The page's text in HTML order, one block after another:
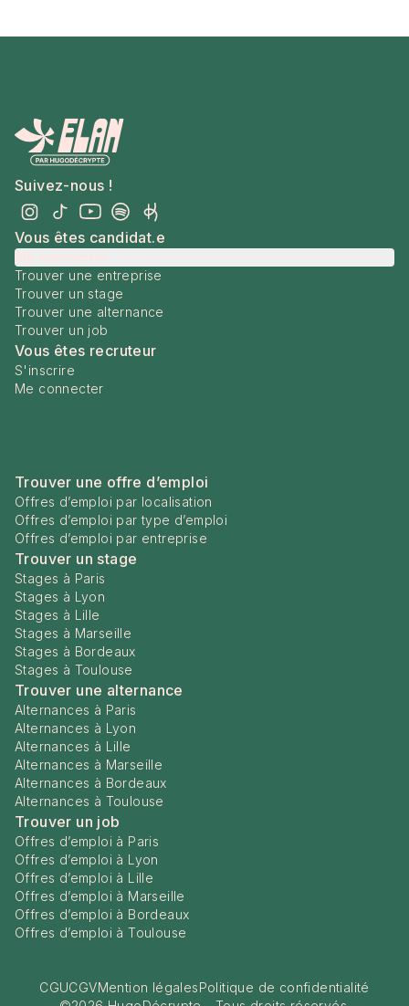
Suivez-nous !
Vous êtes candidat.e
Trouver une entreprise
Trouver un stage
Trouver une alternance
Trouver un job
Vous êtes recruteur
S'inscrire
Me connecter
Trouver une offre d’emploi
Offres d’emploi par localisation
Offres d’emploi par type d’emploi
Offres d’emploi par entreprise
Trouver un stage
Stages à Paris
Stages à Lyon
Stages à Lille
Stages à Marseille
Stages à Bordeaux
Stages à Toulouse
Trouver une alternance
Alternances à Paris
Alternances à Lyon
Alternances à Lille
Alternances à Marseille
Alternances à Bordeaux
Alternances à Toulouse
Trouver un job
Offres d’emploi à Paris
Offres d’emploi à Lyon
Offres d’emploi à Lille
Offres d’emploi à Marseille
Offres d’emploi à Bordeaux
Offres d’emploi à Toulouse
CGUCGVMention légalesPolitique de confidentialité